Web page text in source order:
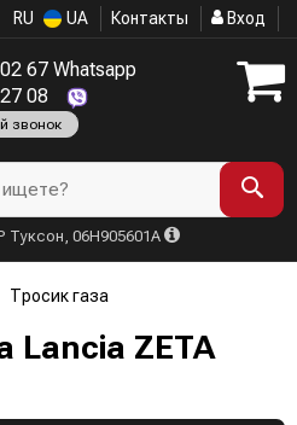
RU UA Контакты Вход
67 Whatsapp
08
звонок
ищете?
06H905601A
Тросик газа
Lancia ZETA